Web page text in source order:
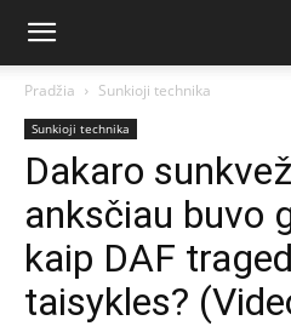
Pradžia Sunkioji technika
Sunkioji technika
Dakaro
anksčiau buvo
kaip DAF
taisykles?